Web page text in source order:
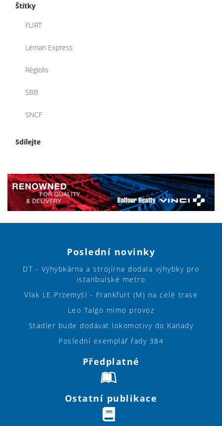
Štítky
FLIRT
Léman Express
Régiolis
SBB
SNCF
Sdílejte
Poslední novinky
DT - Výhybkárna a strojírna dodala výhybky pro
istanbulské metro
Vlak LE Przemyśl - Frankfurt (M) na celé trase
Leo Talgo mimo provoz
Stadler bude dodávat lokomotivy do Kanady
Poslední exemplář řady 384
Předplatné
Ostatní publikace